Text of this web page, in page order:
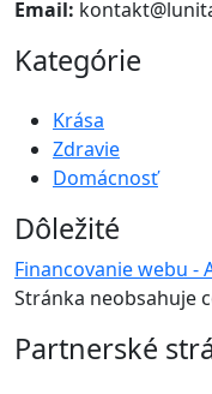
Email:
Kategórie
Krása
Zdravie
Domácnosť
Dôležité
Financovanie webu -
Stránka neobsahuje
Partnerské